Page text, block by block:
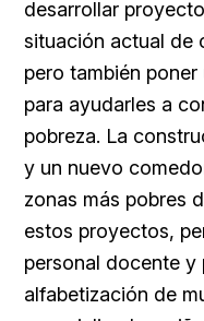
desarrollar
situación actual de
pero también
para ayudarles a
pobreza. La
y un nuevo
zonas más pobres
estos proyectos,
personal docente y
alfabetización de